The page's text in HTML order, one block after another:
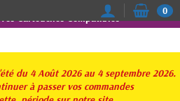
Cartouches Compatibles
du 4 Août 2026 au 4 septembre 2026.
à passer vos commandes
0